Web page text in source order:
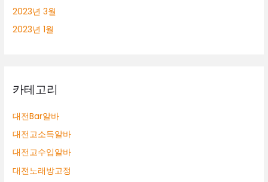
2023년 3월
2023년 1월
카테고리
대전Bar알바
대전고소득알바
대전고수입알바
대전노래방고정